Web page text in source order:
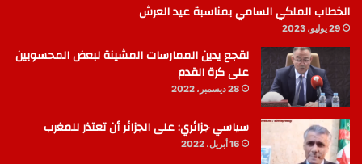
الخطاب الملكي السامي بمناسبة عيد العرش
29 يوليو، 2023
لقجع يدين الممارسات المشينة لبعض المحسوبين
على كرة القدم
28 ديسمبر، 2022
سياسي جزائري: على الجزائر أن تعتذر للمغرب
16 أبريل، 2022